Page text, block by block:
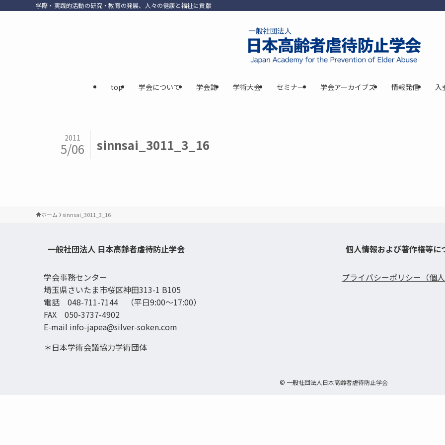
学際・実践的活動の研究・教育の発展、人々の健康と福祉に貢献
top 学会について 学会誌 学術大会 セミナー 学会アーカイブズ 情報発信 入
sinnsai_3011_3_16
2011
5/06
ホーム sinnsai_3011_3_16
一般社団法人 日本高齢者虐待防止学会
学会事務センター
埼玉県さいたま市桜区神田313-1 B105
電話 048-711-7144 （平日9:00〜17:00）
FAX 050-3737-4902
E-mail info-japea@silver-soken.com
＊日本学術会議協力学術団体
個人情報および著作権等に
プライバシーポリシー（個
© 一般社団法人日本高齢者虐待防止学会